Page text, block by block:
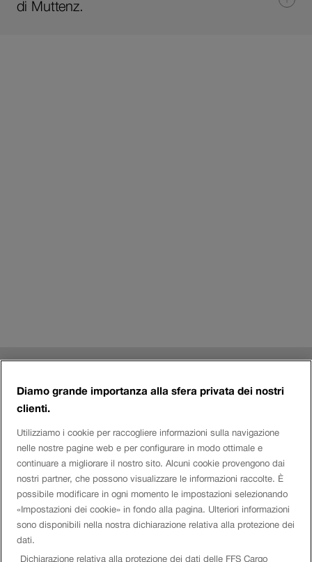
di Muttenz.
Riga
piè
pagina
Social Media
Azienda
Diamo grande importanza alla sfera privata dei nostri
clienti.
Utilizziamo i cookie per raccogliere informazioni sulla navigazione
nelle nostre pagine web e per configurare in modo ottimale e
continuare a migliorare il nostro sito. Alcuni cookie provengono dai
nostri partner, che possono visualizzare le informazioni raccolte. È
possibile modificare in ogni momento le impostazioni selezionando
«Impostazioni dei cookie» in fondo alla pagina. Ulteriori informazioni
sono disponibili nella nostra dichiarazione relativa alla protezione dei
dati.
Dichiarazione relativa alla protezione dei dati delle FFS Cargo